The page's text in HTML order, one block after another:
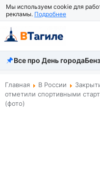
Мы используем cookie для
рекламы. Подробнее
Все новости
Происшествия
Город
Все про День города
Главная В России
отметили спортивными
(фото)